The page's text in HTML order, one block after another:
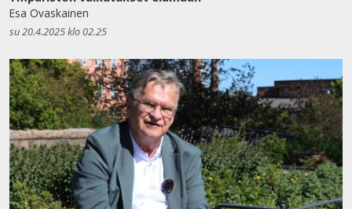
Esa Ovaskainen
su 20.4.2025 klo 02.25